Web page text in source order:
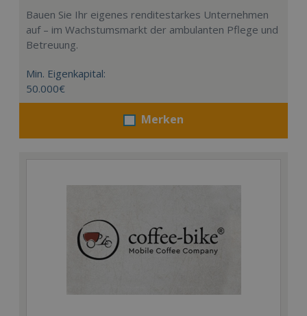
Bauen Sie Ihr eigenes renditestarkes Unternehmen
auf – im Wachstumsmarkt der ambulanten Pflege und
Betreuung.
Min. Eigenkapital:
50.000€
Merken